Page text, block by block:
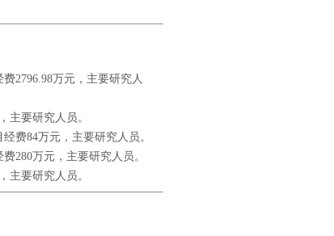
2796.98万元，主要研究人
主要研究人员。
费84万元，主要研究人员。
280万元，主要研究人员。
主要研究人员。